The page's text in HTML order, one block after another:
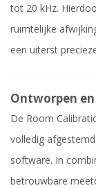
tot 20 kHz.
ruimtelijke
een uiterst
Ontworpen
De Room
volledig
software. In
betrouwbare